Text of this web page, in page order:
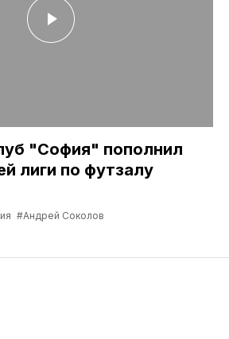
"София" пополнил
лиги по футзалу
#Андрей Соколов